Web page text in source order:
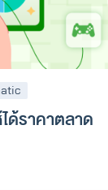
ด้ราคาตลาด